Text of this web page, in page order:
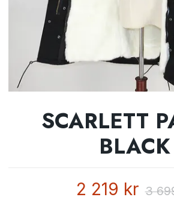
SCARLETT
BLACK
2 219 kr 3